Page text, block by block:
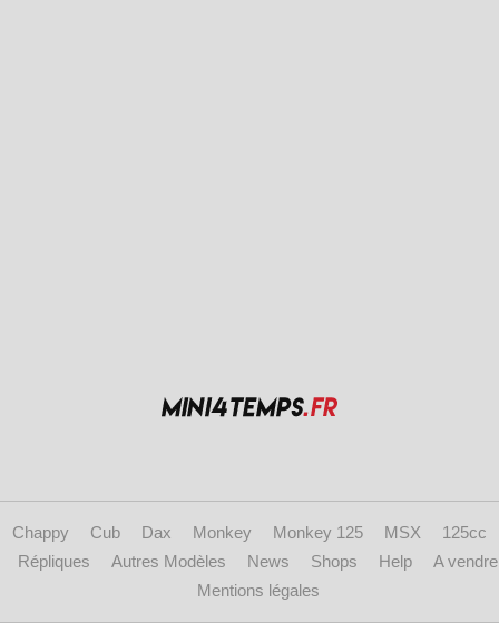
Chappy Cub Dax Monkey Monkey 125 MSX
125cc
Répliques
Autres Modèles News Shops Help
A vendre
Mentions légales